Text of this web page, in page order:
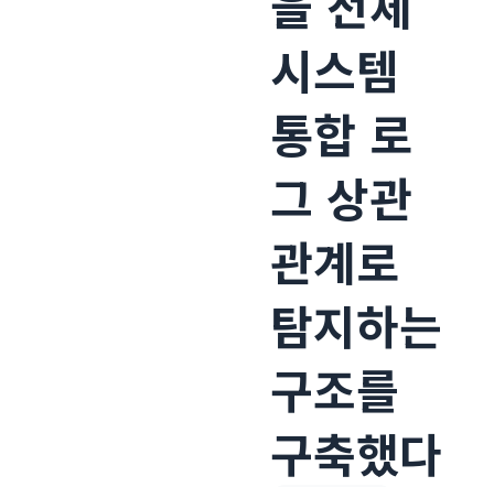
시스템
통합 로
그 상관
관계로
탐지하는
구조를
구축했다